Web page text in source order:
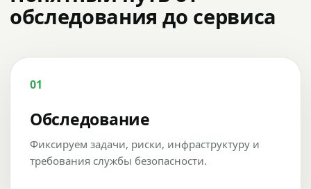
обследования до сервиса
01
Обследование
Фиксируем задачи, риски, инфраструктуру и
требования службы безопасности.